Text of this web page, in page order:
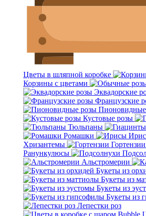
Цветы в шляпной коробке
Корзины с цветами
Эквадорские
Французские
Кустовые розы
Тюльпаны
Ромашки
Хризантемы
Гортензии
Ранункулюсы
Альстромерии
Букеты из
Букеты из
Букеты из
Букеты из
Лепестки роз